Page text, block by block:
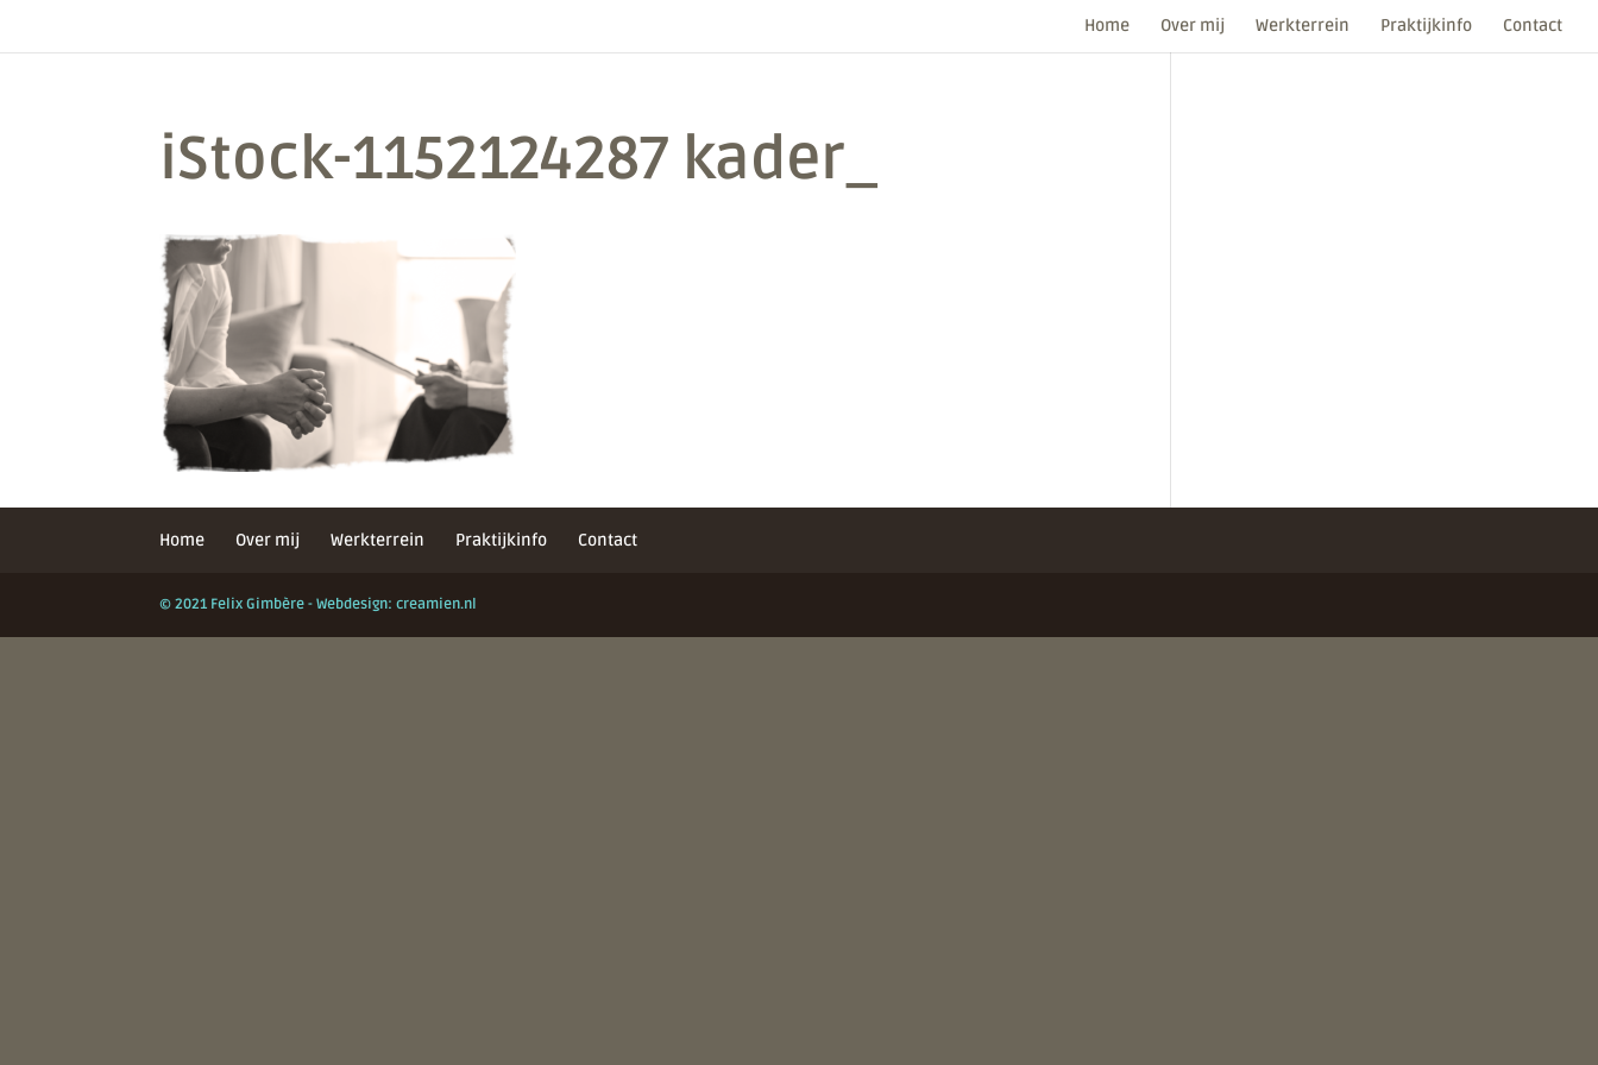
Home Over mij Werkterrein Praktijkinfo Contact
iStock-1152124287 kader_
Home Over mij Werkterrein Praktijkinfo Contact
© 2021 Felix Gimbère - Webdesign: creamien.nl